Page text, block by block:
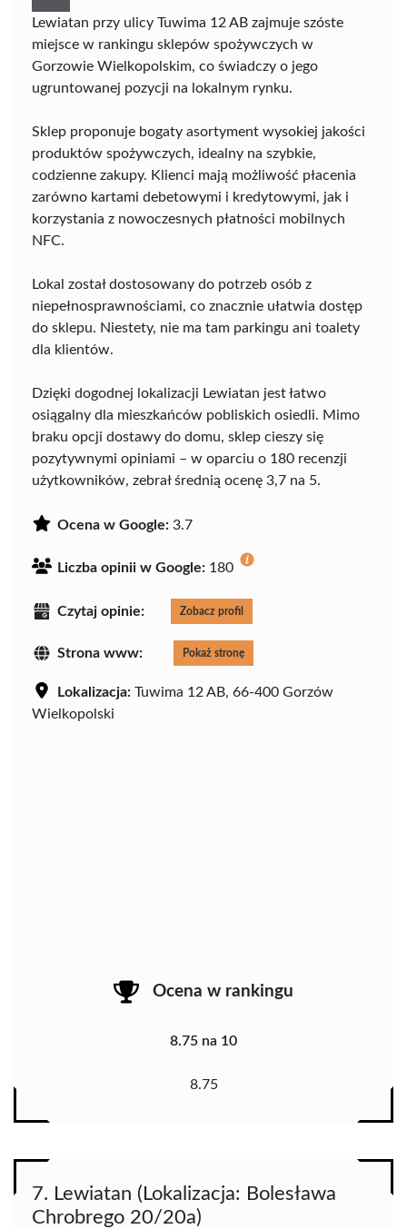
Lewiatan przy ulicy Tuwima 12 AB zajmuje szóste
miejsce w rankingu sklepów spożywczych w
Gorzowie Wielkopolskim, co świadczy o jego
ugruntowanej pozycji na lokalnym rynku.
Sklep proponuje bogaty asortyment wysokiej jakości
produktów spożywczych, idealny na szybkie,
codzienne zakupy. Klienci mają możliwość płacenia
zarówno kartami debetowymi i kredytowymi, jak i
korzystania z nowoczesnych płatności mobilnych
NFC.
Lokal został dostosowany do potrzeb osób z
niepełnosprawnościami, co znacznie ułatwia dostęp
do sklepu. Niestety, nie ma tam parkingu ani toalety
dla klientów.
Dzięki dogodnej lokalizacji Lewiatan jest łatwo
osiągalny dla mieszkańców pobliskich osiedli. Mimo
braku opcji dostawy do domu, sklep cieszy się
pozytywnymi opiniami – w oparciu o 180 recenzji
użytkowników, zebrał średnią ocenę 3,7 na 5.
Ocena w Google: 3.7
Liczba opinii w Google: 180
Czytaj opinie: Zobacz profil
Strona www: Pokaż stronę
Lokalizacja: Tuwima 12 AB, 66-400 Gorzów
Wielkopolski
Ocena w rankingu
8.75 na 10
8.75
7. Lewiatan (Lokalizacja: Bolesława
Chrobrego 20/20a)